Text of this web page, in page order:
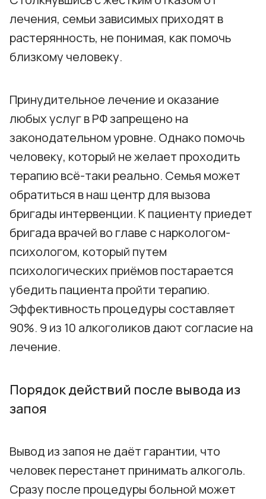
лечения, семьи зависимых приходят в
растерянность, не понимая, как помочь
близкому человеку.
Принудительное лечение и оказание
любых услуг в РФ запрещено на
законодательном уровне. Однако помочь
человеку, который не желает проходить
терапию всё-таки реально. Семья может
обратиться в наш центр для вызова
бригады интервенции. К пациенту приедет
бригада врачей во главе с наркологом-
психологом, который путем
психологических приёмов постарается
убедить пациента пройти терапию.
Эффективность процедуры составляет
90%. 9 из 10 алкоголиков дают согласие на
лечение.
Порядок действий после вывода из
запоя
Вывод из запоя не даёт гарантии, что
человек перестанет принимать алкоголь.
Сразу после процедуры больной может